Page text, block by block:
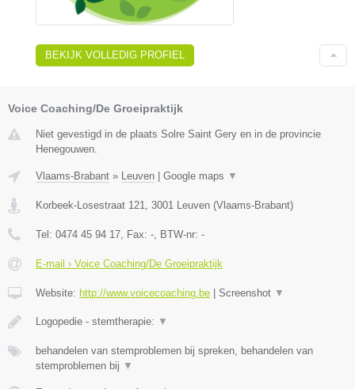
BEKIJK VOLLEDIG PROFIEL
Voice Coaching/De Groeipraktijk
Niet gevestigd in de plaats Solre Saint Gery en in de provincie
Henegouwen.
Vlaams-Brabant » Leuven Google maps ▼
Korbeek-Losestraat 121, 3001 Leuven (Vlaams-Brabant)
Tel: 0474 45 94 17, Fax: -, BTW-nr: -
E-mail › Voice Coaching/De Groeipraktijk
Website: http://www.voicecoaching.be Screenshot ▼
Logopedie - stemtherapie: ▼
behandelen van stemproblemen bij spreken, behandelen van
stemproblemen bij ▼